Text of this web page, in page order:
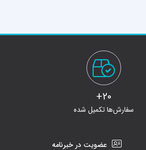
20+
سفارش‌ها تکمیل شده
عضویت در خبرنامه